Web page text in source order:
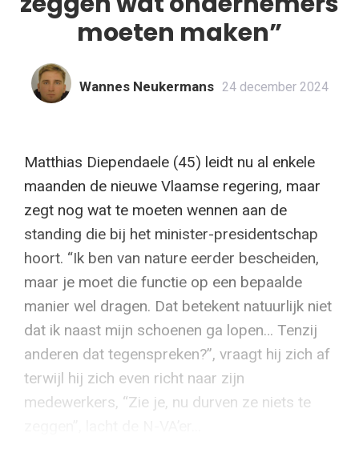
moeten maken”
Wannes Neukermans 24 december 2024
Matthias Diependaele (45) leidt nu al enkele
maanden de nieuwe Vlaamse regering, maar
zegt nog wat te moeten wennen aan de
standing die bij het minister-presidentschap
hoort. “Ik ben van nature eerder bescheiden,
maar je moet die functie op een bepaalde
manier wel dragen. Dat betekent natuurlijk niet
dat ik naast mijn schoenen ga lopen… Tenzij
anderen dat tegenspreken?”, vraagt hij zich af
terwijl hij zich even richt naar zijn
medewerkers, “Zie je, nu durven ze niets te